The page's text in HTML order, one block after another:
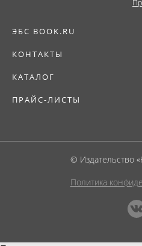
ЭБС BOOK.RU
КОНТАКТЫ
КАТАЛОГ
ПРАЙС-ЛИСТЫ
© Издательство
Политика